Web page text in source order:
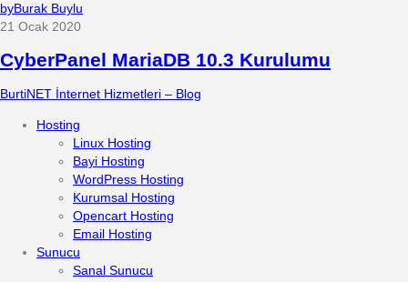
byBurak Buylu
21 Ocak 2020
CyberPanel MariaDB 10.3 Kurulumu
BurtiNET İnternet Hizmetleri – Blog
Hosting
Linux Hosting
Bayi Hosting
WordPress Hosting
Kurumsal Hosting
Opencart Hosting
Email Hosting
Sunucu
Sanal Sunucu